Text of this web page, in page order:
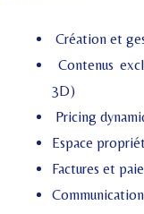
Création et
Contenus
3D)
Pricing
Espace
Factures et